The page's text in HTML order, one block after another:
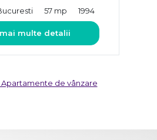
57 mp 1994
multe detalii
Apartamente de vânzare